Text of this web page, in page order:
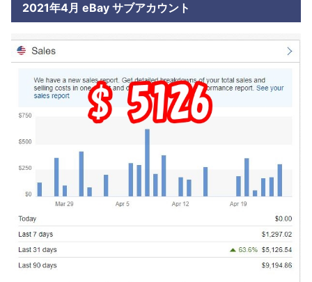
2021年4月 eBay サブアカウント